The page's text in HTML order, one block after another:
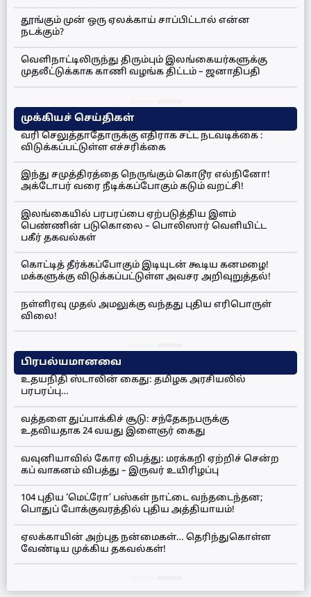
தூங்கும் முன் ஒரு ஏலக்காய் சாப்பிட்டால் என்ன
நடக்கும்?
வெளிநாட்டிலிருந்து திரும்பும் இலங்கையர்களுக்கு
முதலீட்டுக்காக காணி வழங்க திட்டம் – ஜனாதிபதி
முக்கியச் செய்திகள்
வரி செலுத்தாதோருக்கு எதிராக சட்ட நடவடிக்கை :
விடுக்கப்பட்டுள்ள எச்சரிக்கை
இந்து சமுத்திரத்தை நெருங்கும் கொடூர எல்நினோ!
அக்டோபர் வரை நீடிக்கப்போகும் கடும் வறட்சி!
இலங்கையில் பரபரப்பை ஏற்படுத்திய இளம்
பெண்ணின் படுகொலை – பொலிஸார் வெளியிட்ட
பகீர் தகவல்கள்
கொட்டித் தீர்க்கப்போகும் இடியுடன் கூடிய கனமழை!
மக்களுக்கு விடுக்கப்பட்டுள்ள அவசர அறிவுறுத்தல்!
நள்ளிரவு முதல் அமலுக்கு வந்தது புதிய எரிபொருள்
விலை!
பிரபல்யமானவை
உதயநிதி ஸ்டாலின் கைது: தமிழக அரசியலில்
பரபரப்பு…
வத்தளை துப்பாக்கிச் சூடு: சந்தேகநபருக்கு
உதவியதாக 24 வயது இளைஞர் கைது
வவுனியாவில் கோர விபத்து: மரக்கறி ஏற்றிச் சென்ற
கப் வாகனம் விபத்து – இருவர் உயிரிழப்பு
104 புதிய ‘மெட்ரோ’ பஸ்கள் நாட்டை வந்தடைந்தன;
பொதுப் போக்குவரத்தில் புதிய அத்தியாயம்!
ஏலக்காயின் அற்புத நன்மைகள்… தெரிந்துகொள்ள
வேண்டிய முக்கிய தகவல்கள்!